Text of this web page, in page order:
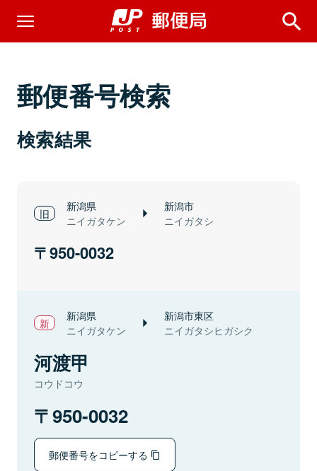
郵便番号検索
検索結果
新潟県
ニイガタケン
新潟市
ニイガタシ
950-0032
新潟県
ニイガタケン
新潟市東区
ニイガタシヒガシク
河渡甲
コウドコウ
950-0032
郵便番号をコピーする